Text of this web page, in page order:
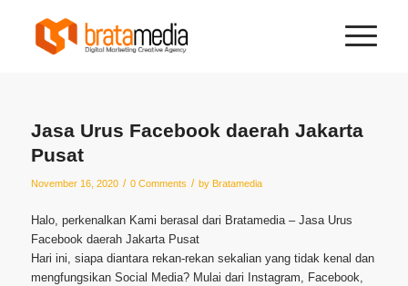
Jasa Urus Facebook daerah Jakarta
Pusat
November 16, 2020 / 0 Comments / by Bratamedia
Halo, perkenalkan Kami berasal dari Bratamedia – Jasa Urus
Facebook daerah Jakarta Pusat
Hari ini, siapa diantara rekan-rekan sekalian yang tidak kenal dan
mengfungsikan Social Media? Mulai dari Instagram, Facebook,